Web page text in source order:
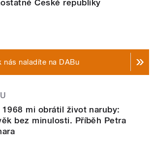
České republiky
nás naladíte na DABu
1968 mi obrátil život naruby:
bez minulosti. Příběh Petra